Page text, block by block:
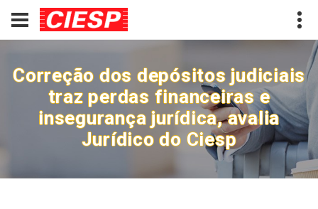
Correção dos depósitos judiciais
traz perdas financeiras e
insegurança jurídica, avalia
Jurídico do Ciesp